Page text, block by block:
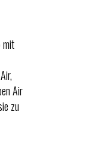
mit
Air
zu